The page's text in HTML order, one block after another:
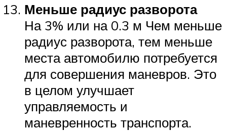
Меньше радиус разворота
На 3% или на 0.3 м Чем меньше
радиус разворота, тем меньше
места автомобилю потребуется
для совершения маневров. Это
в целом улучшает
управляемость и
маневренность транспорта.